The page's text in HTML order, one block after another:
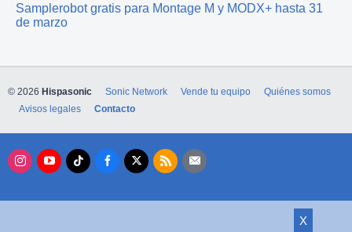
Samplerobot gratis para Montage M y MODX+ hasta 31
de marzo
X
© 2026 Hispasonic Sonic Network Vende tu equipo
Quiénes somos
Avisos legales
Contacto